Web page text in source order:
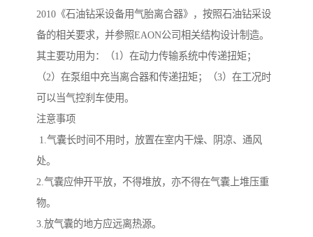
2010《石油钻采设备用气胎离合器》，按照石油钻采设
备的相关要求，并参照EAON公司相关结构设计制造。
其主要功用为：（1）在动力传输系统中传递扭矩；
（2）在泵组中充当离合器和传递扭矩；（3）在工况时
可以当气控刹车使用。
注意事项
1.气囊长时间不用时，放置在室内干燥、阴凉、通风
处。
2.气囊应伸开平放，不得堆放，亦不得在气囊上堆压重
物。
3.放气囊的地方应远离热源。